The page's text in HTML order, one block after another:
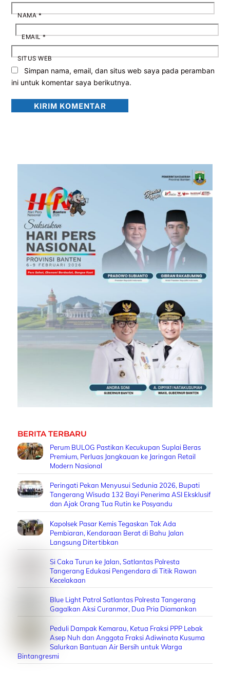
NAMA*
EMAIL*
SITUS WEB
Simpan nama, email, dan situs web saya pada peramban
ini untuk komentar saya berikutnya.
BERITA TERBARU
Perum BULOG Pastikan Kecukupan Suplai Beras
Premium, Perluas Jangkauan ke Jaringan Retail
Modern Nasional
Peringati Pekan Menyusui Sedunia 2026, Bupati
Tangerang Wisuda 132 Bayi Penerima ASI Eksklusif
dan Ajak Orang Tua Rutin ke Posyandu
Kapolsek Pasar Kemis Tegaskan Tak Ada
Pembiaran, Kendaraan Berat di Bahu Jalan
Langsung Ditertibkan
Si Caka Turun ke Jalan, Satlantas Polresta
Tangerang Edukasi Pengendara di Titik Rawan
Kecelakaan
Blue Light Patrol Satlantas Polresta Tangerang
Gagalkan Aksi Curanmor, Dua Pria Diamankan
Peduli Dampak Kemarau, Ketua Fraksi PPP Lebak
Asep Nuh dan Anggota Fraksi Adiwinata Kusuma
Salurkan Bantuan Air Bersih untuk Warga
Bintangresmi